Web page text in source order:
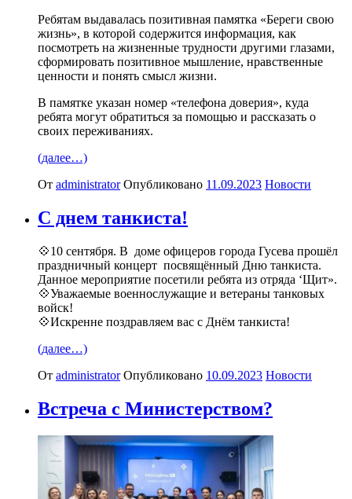
Ребятам выдавалась позитивная памятка «Береги свою
жизнь», в которой содержится информация, как
посмотреть на жизненные трудности другими глазами,
сформировать позитивное мышление, нравственные
ценности и понять смысл жизни.
В памятке указан номер «телефона доверия», куда
ребята могут обратиться за помощью и рассказать о
своих переживаниях.
(далее…)
От administrator Опубликовано 11.09.2023 Новости
С днем танкиста!
💠10 сентября. В доме офицеров города Гусева прошёл
праздничный концерт посвящённый Дню танкиста.
Данное мероприятие посетили ребята из отряда ‘Щит».
💠Уважаемые военнослужащие и ветераны танковых
войск!
💠Искренне поздравляем вас с Днём танкиста!
(далее…)
От administrator Опубликовано 10.09.2023 Новости
Встреча с Министерством?